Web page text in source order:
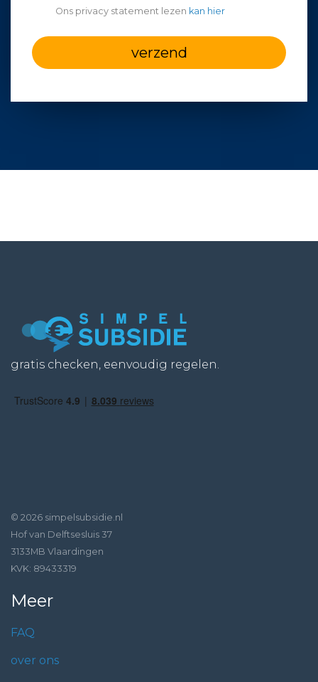
Ons privacy statement lezen kan hier
verzend
gratis checken, eenvoudig regelen.
© 2026 simpelsubsidie.nl
Hof van Delftsesluis 37
3133MB Vlaardingen
KVK: 89433319
Meer
FAQ
over ons